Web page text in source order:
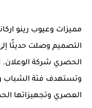
التصميم وصلت حديثًا
الحصري شركة الوعلان.
وتستهدف فئة الشباب
العصري وتجهيزاتها